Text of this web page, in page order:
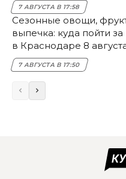
7 АВГУСТА В 17:58
Сезонные овощи,
выпечка: куда пойти
в Краснодаре 8
7 АВГУСТА В 17:50